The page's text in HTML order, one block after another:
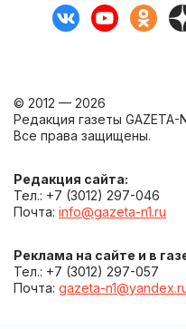
© 2012 — 2026
Редакция газеты GAZETA-
Все права защищены.
Редакция сайта:
Тел.: +7 (3012) 297-046
Почта: info@gazeta-n1.ru
Реклама на сайте и в
Тел.: +7 (3012) 297-057
Почта: gazeta-